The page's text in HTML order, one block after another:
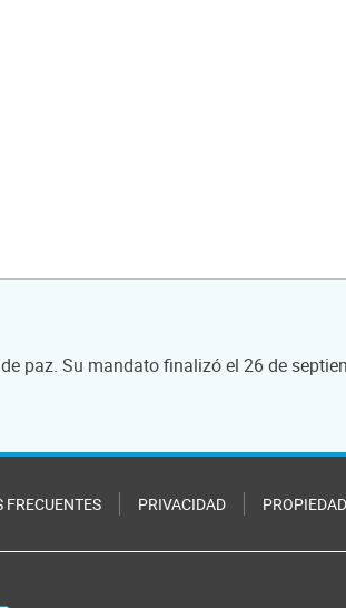
paz. Su mandato finalizó el 26 de
FRECUENTES PRIVACIDAD